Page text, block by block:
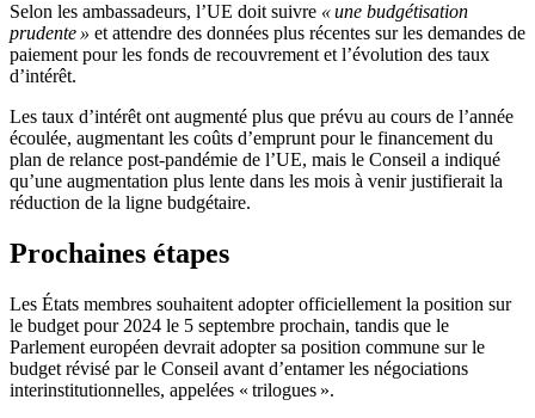
Selon les ambassadeurs, l’UE doit suivre « une budgétisation
prudente » et attendre des données plus récentes sur les demandes de
paiement pour les fonds de recouvrement et l’évolution des taux
d’intérêt.
Les taux d’intérêt ont augmenté plus que prévu au cours de l’année
écoulée, augmentant les coûts d’emprunt pour le financement du
plan de relance post-pandémie de l’UE, mais le Conseil a indiqué
qu’une augmentation plus lente dans les mois à venir justifierait la
réduction de la ligne budgétaire.
Prochaines étapes
Les États membres souhaitent adopter officiellement la position sur
le budget pour 2024 le 5 septembre prochain, tandis que le
Parlement européen devrait adopter sa position commune sur le
budget révisé par le Conseil avant d’entamer les négociations
interinstitutionnelles, appelées « trilogues ».